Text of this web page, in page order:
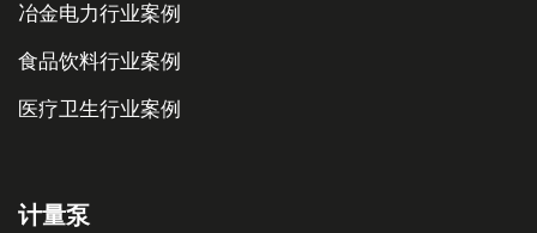
冶金电力行业案例
食品饮料行业案例
医疗卫生行业案例
计量泵